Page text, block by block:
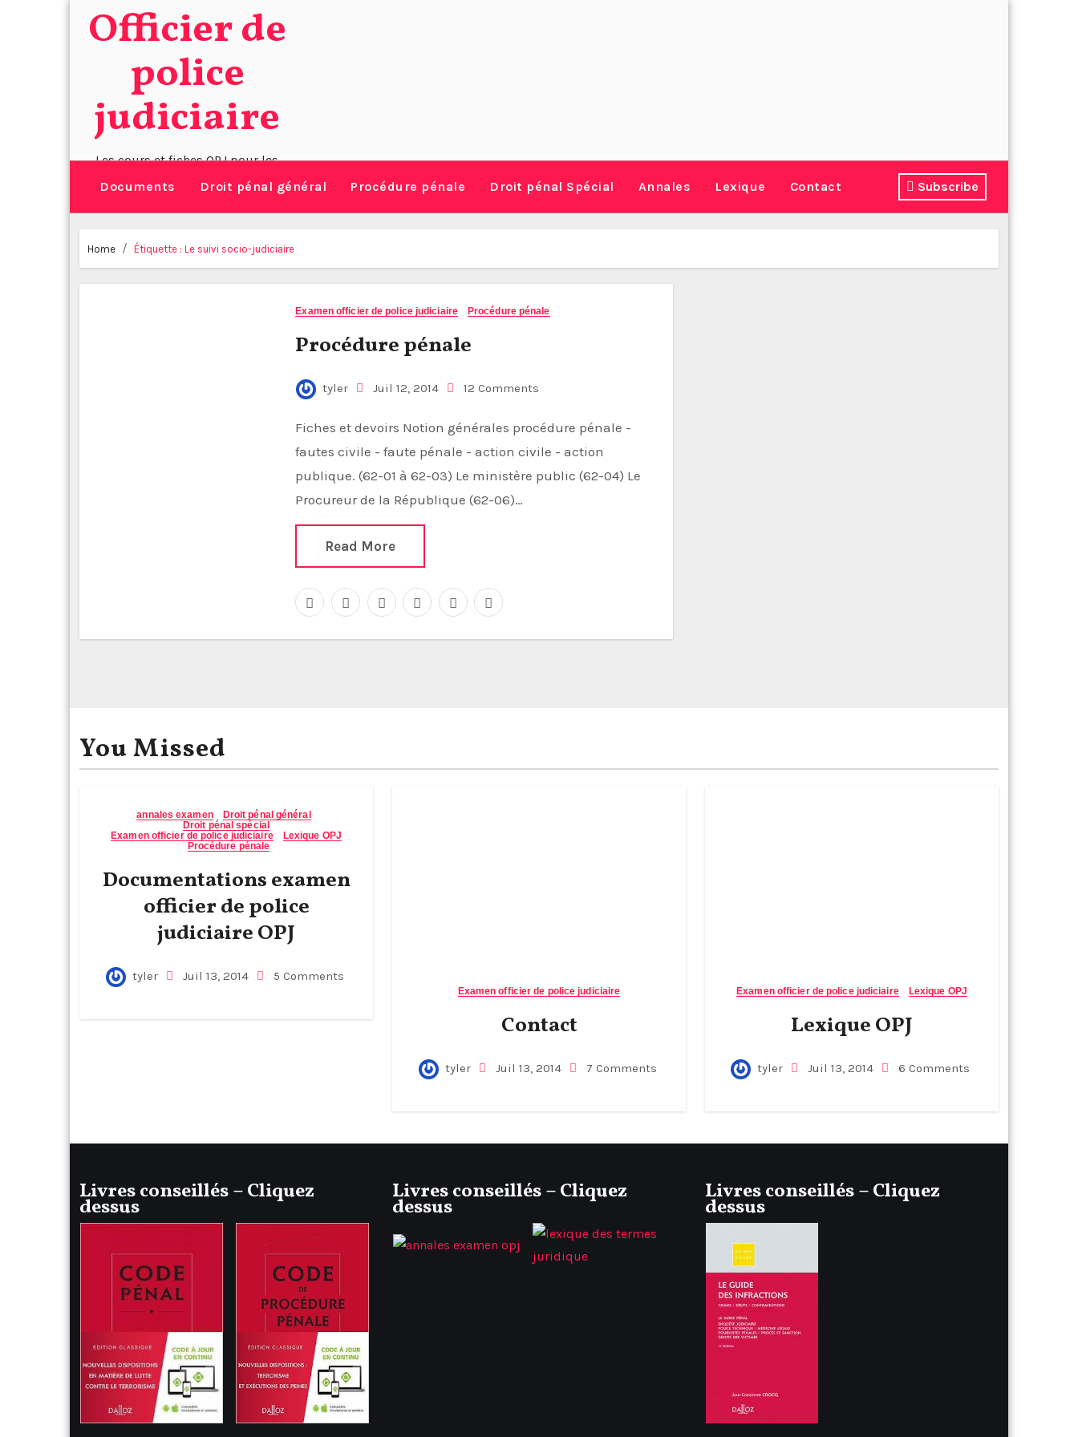
Officier de
police
judiciaire
Les cours et fiches OPJ pour les
policiers, gendarmes et douaniers
Documents Droit pénal général Procédure pénale Droit pénal Spécial Annales Lexique Contact Subscribe
Home Étiquette : Le suivi socio-judiciaire
Examen officier de police judiciaire Procédure pénale
Procédure pénale
tyler Juil 12, 2014 12 Comments
Fiches et devoirs Notion générales procédure pénale -
fautes civile - faute pénale - action civile - action
publique. (62-01 à 62-03) Le ministère public (62-04) Le
Procureur de la République (62-06)…
Read More
You Missed
annales examen
Droit pénal général
Droit pénal spécial
Examen officier de police judiciaire
Lexique OPJ
Procédure pénale
Documentations examen
officier de police
judiciaire OPJ
tyler Juil 13, 2014 5 Comments
Examen officier de police judiciaire
Contact
tyler Juil 13, 2014 7 Comments
Examen officier de police judiciaire Lexique OPJ
Lexique OPJ
tyler Juil 13, 2014 6 Comments
Livres conseillés – Cliquez
dessus
Livres conseillés – Cliquez
dessus
Livres conseillés – Cliquez
dessus